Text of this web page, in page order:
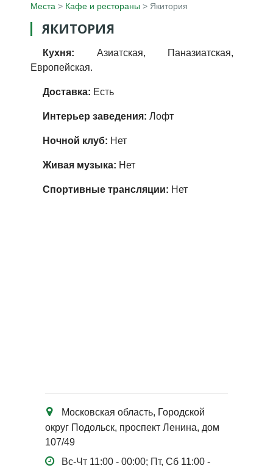
Места > Кафе и рестораны > Якитория
ЯКИТОРИЯ
Кухня: Азиатская, Паназиатская,
Европейская.
Доставка: Есть
Интерьер заведения: Лофт
Ночной клуб: Нет
Живая музыка: Нет
Спортивные трансляции: Нет
Московская область, Городской
округ Подольск, проспект Ленина, дом
107/49
Вс-Чт 11:00 - 00:00; Пт, Сб 11:00 -